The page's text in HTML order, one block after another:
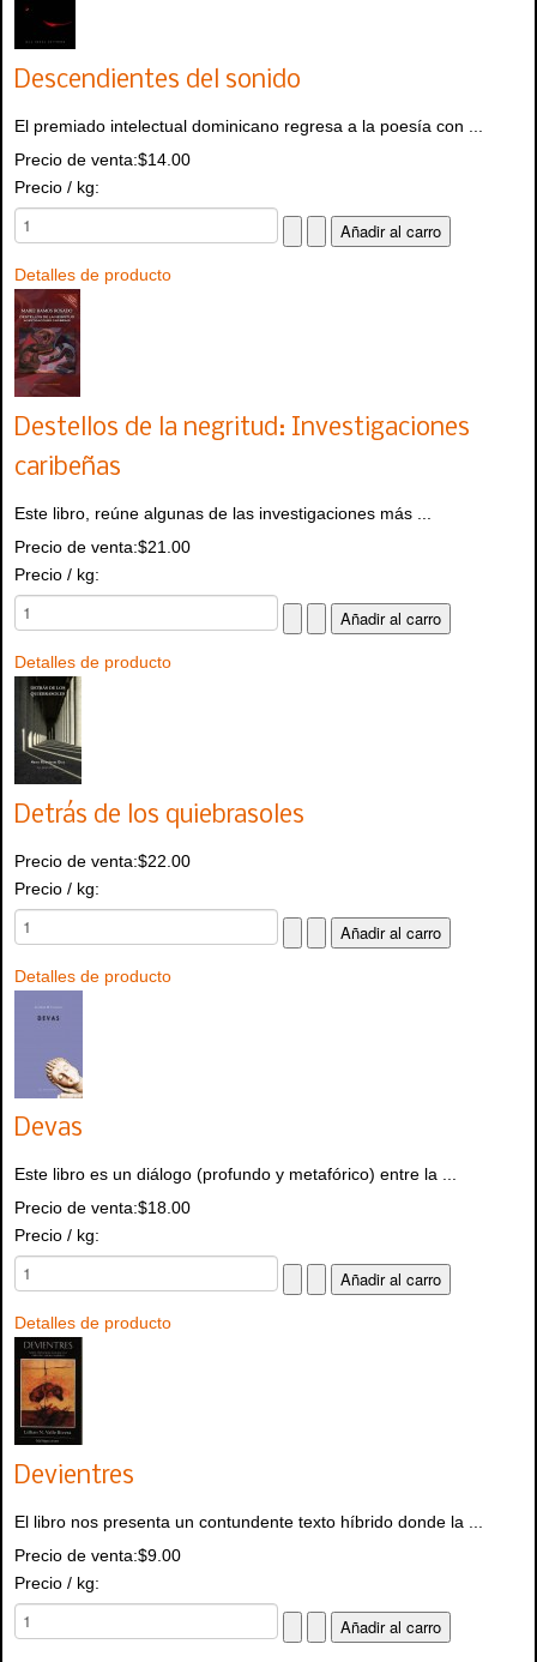
Descendientes del sonido
El premiado intelectual dominicano regresa a la poesía con ...
Precio de venta:$14.00
Precio / kg:
Detalles de producto
Destellos de la negritud: Investigaciones
caribeñas
Este libro, reúne algunas de las investigaciones más ...
Precio de venta:$21.00
Precio / kg:
Detalles de producto
Detrás de los quiebrasoles
Precio de venta:$22.00
Precio / kg:
Detalles de producto
Devas
Este libro es un diálogo (profundo y metafórico) entre la ...
Precio de venta:$18.00
Precio / kg:
Detalles de producto
Devientres
El libro nos presenta un contundente texto híbrido donde la ...
Precio de venta:$9.00
Precio / kg: